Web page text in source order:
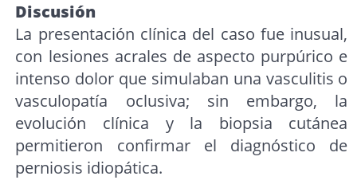
Discusión
La presentación clínica del caso fue inusual,
con lesiones acrales de aspecto purpúrico e
intenso dolor que simulaban una vasculitis o
vasculopatía oclusiva; sin embargo, la
evolución clínica y la biopsia cutánea
permitieron confirmar el diagnóstico de
perniosis idiopática.